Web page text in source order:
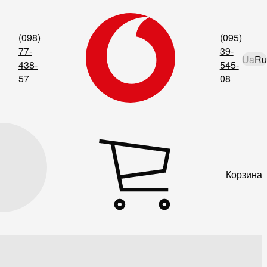
(098)
77-
438-
57
(095)
39-
545-
08
UaRu
Корзина